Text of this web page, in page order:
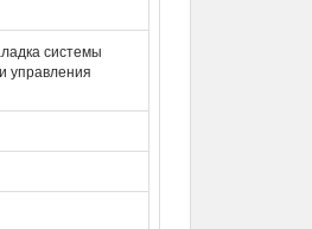
системы
управления